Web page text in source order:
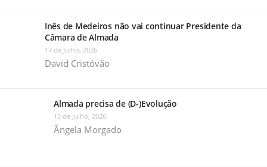
Inês de Medeiros não vai continuar Presidente da
Câmara de Almada
17 de Julho, 2026
David Cristóvão
Almada precisa de (D-)Evolução
15 de Julho, 2026
Ângela Morgado